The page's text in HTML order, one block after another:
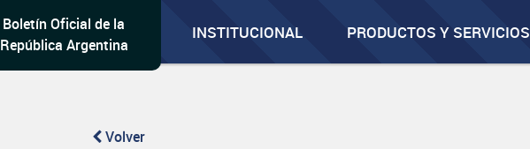
Boletín Oficial de la
República Argentina
INSTITUCIONAL PRODUCTOS Y SERVICIOS
Volver